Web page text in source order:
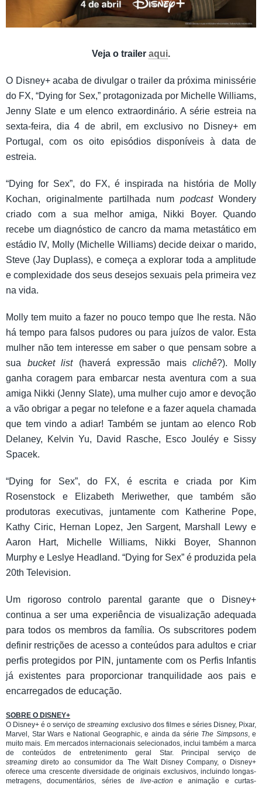
Veja o trailer aqui.
O Disney+ acaba de divulgar o trailer da próxima minissérie
do FX, “Dying for Sex,” protagonizada por Michelle Williams,
Jenny Slate e um elenco extraordinário. A série estreia na
sexta-feira, dia 4 de abril, em exclusivo no Disney+ em
Portugal, com os oito episódios disponíveis à data de
estreia.
“Dying for Sex”, do FX, é inspirada na história de Molly
Kochan, originalmente partilhada num podcast Wondery
criado com a sua melhor amiga, Nikki Boyer. Quando
recebe um diagnóstico de cancro da mama metastático em
estádio IV, Molly (Michelle Williams) decide deixar o marido,
Steve (Jay Duplass), e começa a explorar toda a amplitude
e complexidade dos seus desejos sexuais pela primeira vez
na vida.
Molly tem muito a fazer no pouco tempo que lhe resta. Não
há tempo para falsos pudores ou para juízos de valor. Esta
mulher não tem interesse em saber o que pensam sobre a
sua bucket list(haverá expressão maisclichê?). Molly
ganha coragem para embarcar nesta aventura com a sua
amiga Nikki (Jenny Slate), uma mulher cujo amor e devoção
a vão obrigar a pegar no telefone e a fazer aquela chamada
que tem vindo a adiar! Também se juntam ao elenco Rob
Delaney, Kelvin Yu, David Rasche, Esco Jouléy e Sissy
Spacek.
“Dying for Sex”, do FX, é escrita e criada por Kim
Rosenstock e Elizabeth Meriwether, que também são
produtoras executivas, juntamente com Katherine Pope,
Kathy Ciric, Hernan Lopez, Jen Sargent, Marshall Lewy e
Aaron Hart, Michelle Williams, Nikki Boyer, Shannon
Murphy e Leslye Headland. “Dying for Sex” é produzida pela
20th Television.
Um rigoroso controlo parental garante que o Disney+
continua a ser uma experiência de visualização adequada
para todos os membros da família. Os subscritores podem
definir restrições de acesso a conteúdos para adultos e criar
perfis protegidos por PIN, juntamente com os Perfis Infantis
já existentes para proporcionar tranquilidade aos pais e
encarregados de educação.
SOBRE O DISNEY+
O Disney+ é o serviço destreaming exclusivo dos filmes e séries Disney, Pixar,
Marvel, Star Wars e National Geographic, e ainda da série The Simpsons, e
muito mais. Em mercados internacionais selecionados, inclui também a marca
de conteúdos de entretenimento geral Star. Principal serviço de
streamingdireto ao consumidor da The Walt Disney Company, o Disney+
oferece uma crescente diversidade de originais exclusivos, incluindo longas-
metragens, documentários, séries de live-action e animação e curtas-